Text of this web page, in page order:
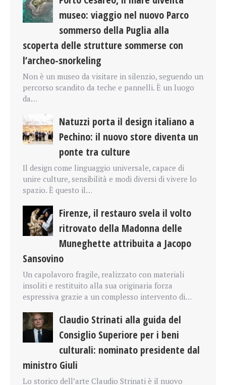
museo: viaggio nel nuovo Parco
sommerso della Puglia alla
scoperta delle strutture sommerse con
l’archeo-snorkeling
Non è un museo da visitare in silenzio, seguendo un
percorso scandito da teche e pannelli. È un luogo
da…
Natuzzi porta il design italiano a
Pechino: il nuovo store diventa un
ponte tra culture
Il design come linguaggio universale, capace di
unire culture, sensibilità e modi diversi di vivere lo
spazio. È questo il…
Firenze, il restauro svela il volto
ritrovato della Madonna delle
Muneghette attribuita a Jacopo
Sansovino
Un capolavoro fragile, realizzato con materiali
insoliti e restituito alla sua originaria forza
espressiva grazie a un complesso intervento di…
Claudio Strinati alla guida del
Consiglio Superiore per i beni
culturali: nominato presidente dal
ministro Giuli
Lo storico dell’arte Claudio Strinati è il nuovo